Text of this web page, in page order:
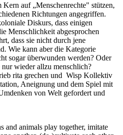
auf „Menschenrechte" stützen,
Richtungen angegriffen.
Diskurs, dass einigen
Menschlichkeit abgesprochen
dass sie nicht durch jene
Wie kann aber die Kategorie
sogar überwunden werden? Oder
wieder allzu menschlich?
rita grechen und Wisp Kollektiv
Aneignung und dem Spiel mit
von Welt gefordert und
and animals play together, imitate